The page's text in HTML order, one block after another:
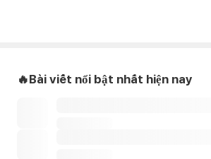
🔥Bài viết nổi bật nhất hiện nay